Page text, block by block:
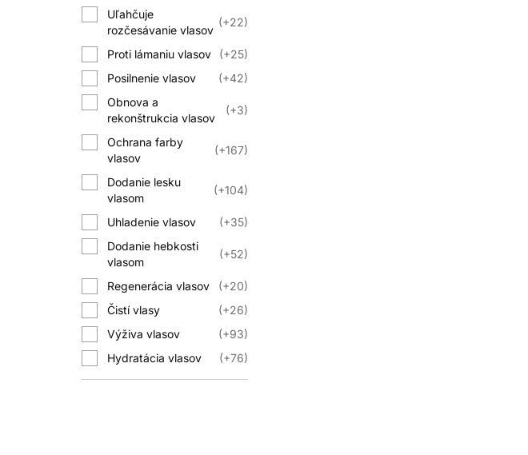
rozčesávajte od končekov bez trhania. Na spanie môže
Plánujte dofarbenie podľa typu farby a odrastu. Prekrývanie
Častou chybou je agresívne čistenie pri každom umytí,
Ak sa vlasy lámu, pôsobia gumovo za mokra alebo je farba
Podľa potrieb pokožky a životného štýlu. Jemné čistenie a menej
Uľahčuje
rozčesávanie vlasov
+22
Proti lámaniu vlasov
+25
Posilnenie vlasov
+42
Obnova a
rekonštrukcia vlasov
+3
Ochrana farby
vlasov
+167
Dodanie lesku
vlasom
+104
Uhladenie vlasov
+35
Dodanie hebkosti
vlasom
+52
Regenerácia vlasov
+20
Čistí vlasy
+26
Výživa vlasov
+93
Hydratácia vlasov
+76